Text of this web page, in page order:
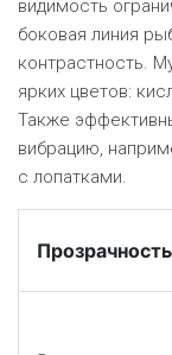
видимость
боковая линия
контрастность.
ярких цветов:
Также
вибрацию,
с лопатками.
Прозрачность